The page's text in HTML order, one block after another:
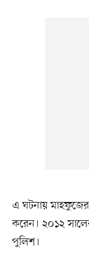
এ ঘটনায় মাহফুজের
করেন। ২০১২
পুলিশ।